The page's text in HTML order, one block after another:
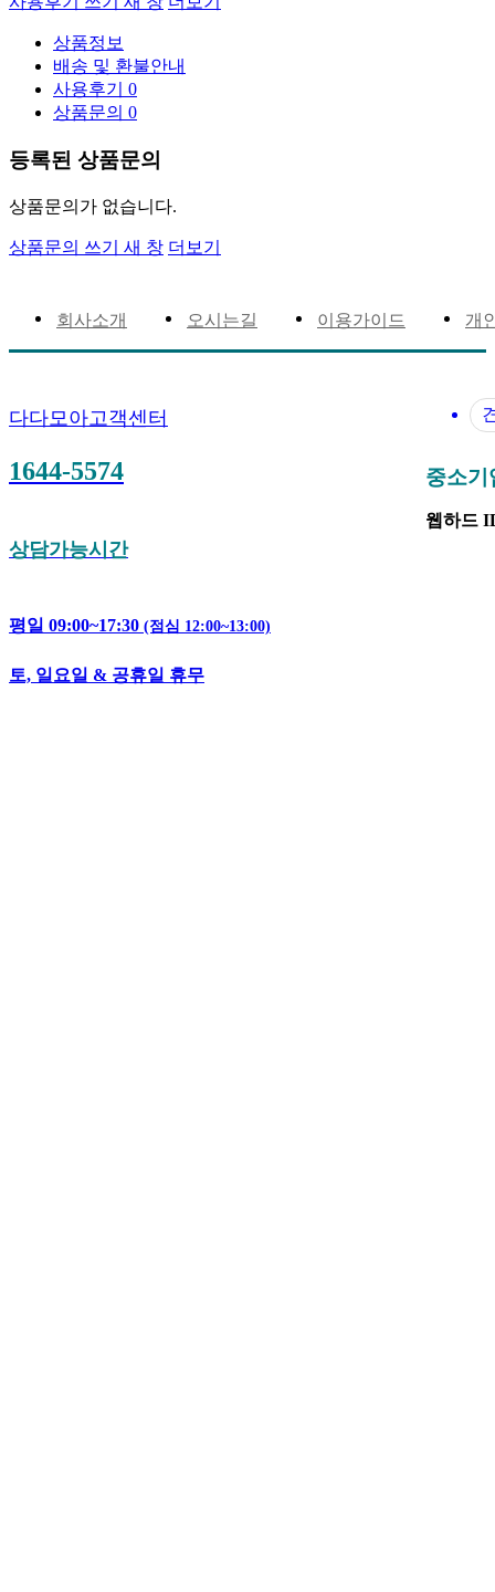
상품정보
배송 및 환불안내
사용후기 0
상품문의 0
등록된 상품문의
상품문의가 없습니다.
상품문의 쓰기 새 창 더보기
회사소개 오시는길 이용가이드 개
다다모아고객센터
1644-5574
상담가능시간
평일 09:00~17:30 (점심 12:00~13:00)
토, 일요일 & 공휴일 휴무
중소기
웹하드